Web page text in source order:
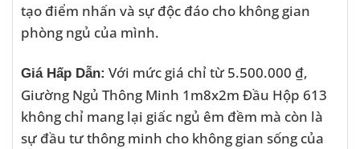
tạo điểm nhấn và sự độc đáo cho không gian
phòng ngủ của mình.
Giá Hấp Dẫn: Với mức giá chỉ từ 5.500.000 ₫,
Giường Ngủ Thông Minh 1m8x2m Đầu Hộp 613
không chỉ mang lại giấc ngủ êm đềm mà còn là
sự đầu tư thông minh cho không gian sống của